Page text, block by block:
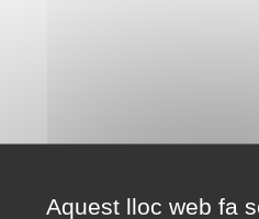
Aquest lloc web fa